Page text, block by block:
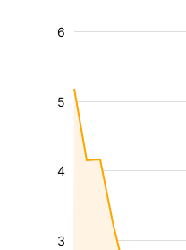
3
4
5
6